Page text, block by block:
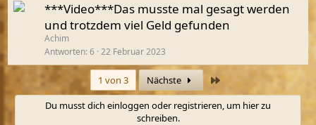
***Video***Das musste mal gesagt werden
und trotzdem viel Geld gefunden
Achim
Antworten 6 22 Februar 2023
1 von 3 Nächste
Du musst dich einloggen oder registrieren, um hier zu
schreiben.